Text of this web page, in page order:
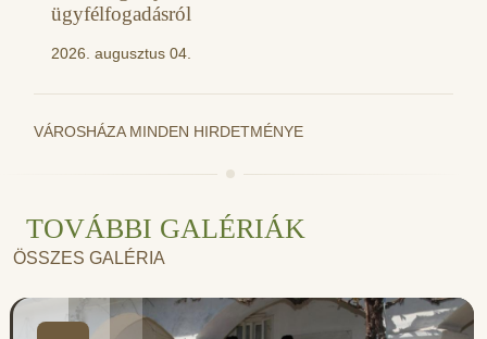
ügyfélfogadásról
2026. augusztus 04.
VÁROSHÁZA MINDEN HIRDETMÉNYE
TOVÁBBI GALÉRIÁK
ÖSSZES GALÉRIA